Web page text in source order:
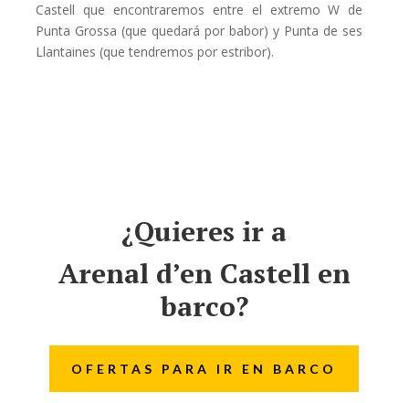
Castell que encontraremos entre el extremo W de
Punta Grossa (que quedará por babor) y Punta de ses
Llantaines (que tendremos por estribor).
¿Quieres ir a
Arenal d’en Castell en
barco?
OFERTAS PARA IR EN BARCO